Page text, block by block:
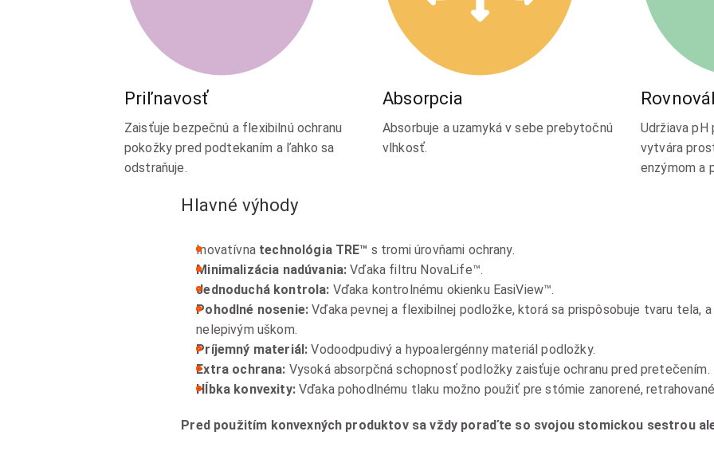
Priľnavosť
Zaisťuje bezpečnú a flexibilnú ochranu
pokožky pred podtekaním a ľahko sa
odstraňuje.
Absorpcia
Absorbuje a uzamyká v sebe prebytočnú
vlhkosť.
Udržiava pH
vytvára
enzýmom a
Hlavné výhody
Inovatívna technológia TRE™ s tromi úrovňami ochrany.
Minimalizácia nadúvania:Vďaka filtru NovaLife™.
Jednoduchá kontrola: Vďaka kontrolnému okienku EasiView™.
Pohodlné nosenie: Vďaka pevnej a flexibilnej podložke, ktorá sa prispôsobuje tvaru tela,
nelepivým uškom.
Príjemný materiál:Vodoodpudivý a hypoalergénny materiál podložky.
Extra ochrana: Vysoká absorpčná schopnosť podložky zaisťuje ochranu pred pretečením.
Hĺbka konvexity:Vďaka pohodlnému tlaku možno použiť pre stómie zanorené,
Pred použitím konvexných produktov sa vždy poraďte so svojou stomickou sestrou